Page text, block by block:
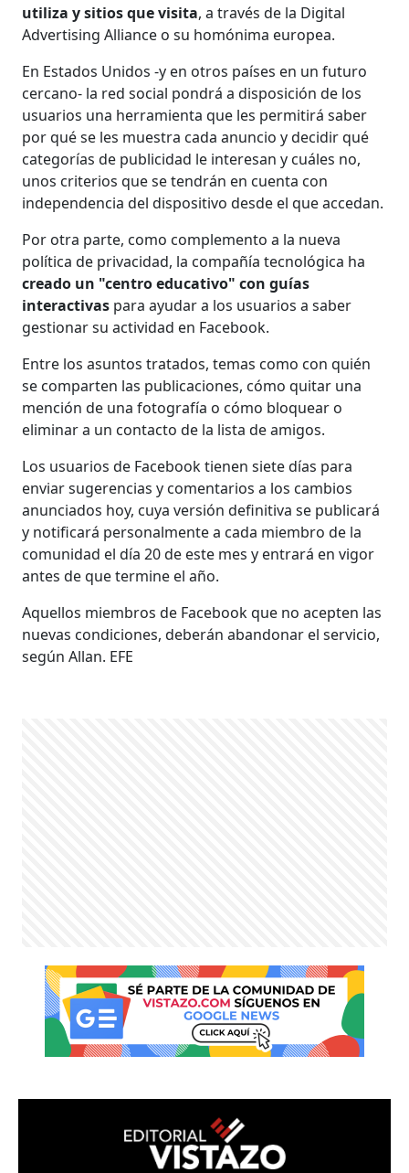
utiliza y sitios que visita, a través de la Digital
Advertising Alliance o su homónima europea.
En Estados Unidos -y en otros países en un futuro
cercano- la red social pondrá a disposición de los
usuarios una herramienta que les permitirá saber
por qué se les muestra cada anuncio y decidir qué
categorías de publicidad le interesan y cuáles no,
unos criterios que se tendrán en cuenta con
independencia del dispositivo desde el que accedan.
Por otra parte, como complemento a la nueva
política de privacidad, la compañía tecnológica ha
creado un "centro educativo" con guías
interactivas para ayudar a los usuarios a saber
gestionar su actividad en Facebook.
Entre los asuntos tratados, temas como con quién
se comparten las publicaciones, cómo quitar una
mención de una fotografía o cómo bloquear o
eliminar a un contacto de la lista de amigos.
Los usuarios de Facebook tienen siete días para
enviar sugerencias y comentarios a los cambios
anunciados hoy, cuya versión definitiva se publicará
y notificará personalmente a cada miembro de la
comunidad el día 20 de este mes y entrará en vigor
antes de que termine el año.
Aquellos miembros de Facebook que no acepten las
nuevas condiciones, deberán abandonar el servicio,
según Allan. EFE